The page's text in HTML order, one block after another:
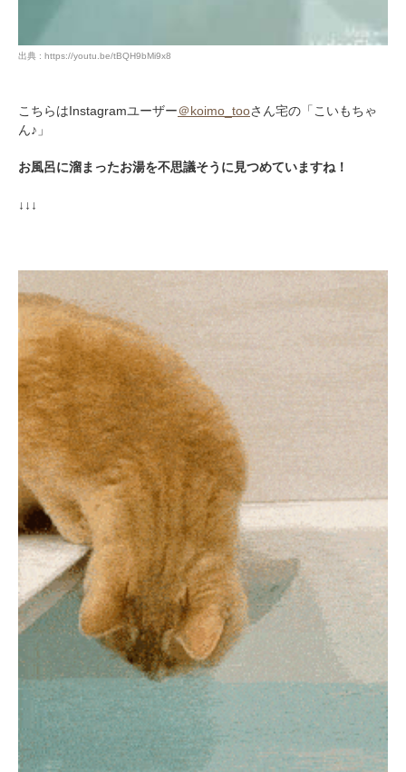
出典 : https://youtu.be/tBQH9bMi9x8
こちらはInstagramユーザー＠koimo_tooさん宅の「こいもちゃ
ん♪」
お風呂に溜まったお湯を不思議そうに見つめていますね！
↓↓↓